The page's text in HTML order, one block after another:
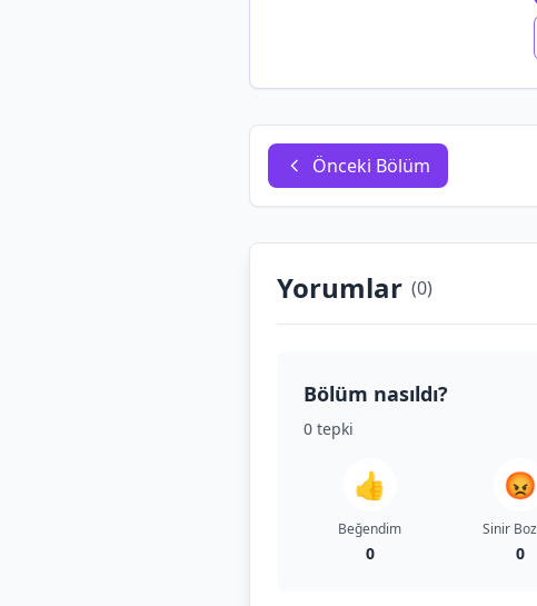
Önceki Bölüm
Yorumlar (0)
Bölüm nasıldı?
0 tepki
👍
Beğendim
0
😡
Sinir
0